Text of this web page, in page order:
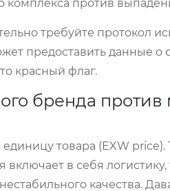
комплекса против
требуйте протокол
предоставить данные о
красный флаг.
бренда против
товара (EXW price).
включает в себя
качества.